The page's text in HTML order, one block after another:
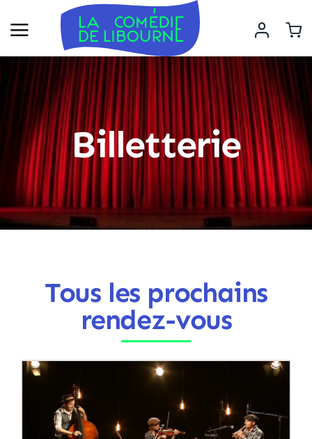
au
Billetterie
Tous les prochains
rendez-vous